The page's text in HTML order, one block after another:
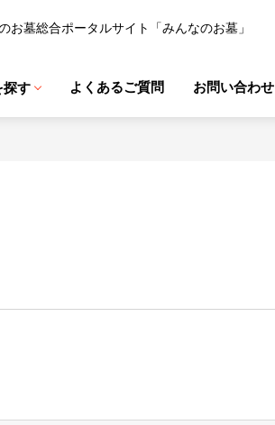
お墓総合ポータルサイト「みんなのお墓」
探す よくあるご質問 お問い合わせ